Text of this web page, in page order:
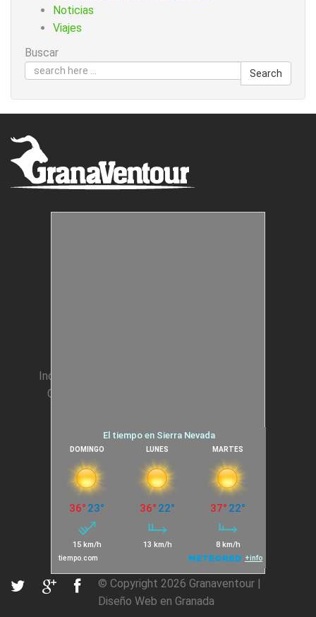
Noticias
Viajes
Buscar
Search
Incentivos para Empresas
Condiciones generales
© Copyright 2026 Granaventour |
Diseño Web en Granada